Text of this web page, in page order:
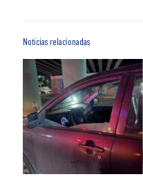
Noticias relacionadas